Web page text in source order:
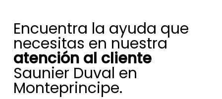
Encuentra la ayuda que
necesitas en nuestra
atención al cliente
Saunier Duval en
Monteprincipe.